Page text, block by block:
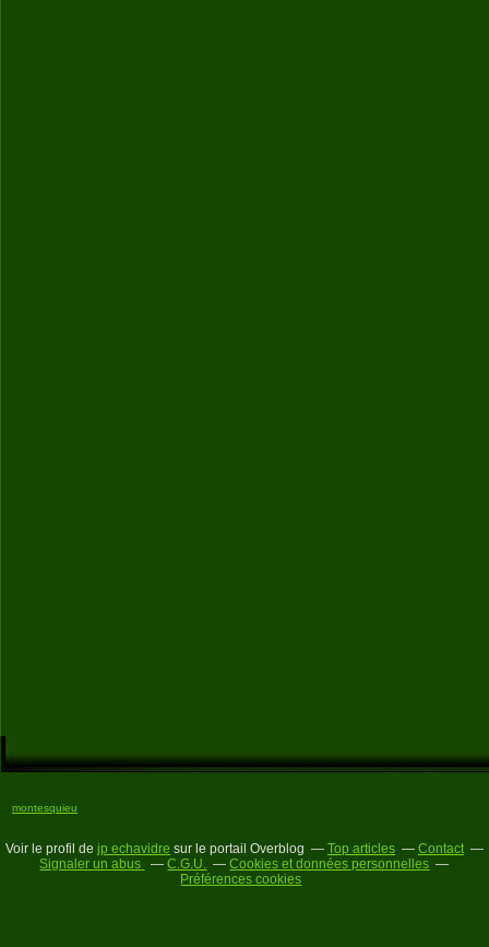
montesquieu
Voir le profil de jp echavidre sur le portail Overblog Top articles
Contact
Signaler un abus
C.G.U.
Cookies et données personnelles
Préférences cookies